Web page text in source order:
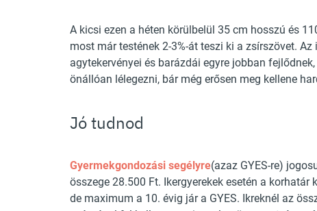
A kicsi ezen a héten körülbelül 35 cm hosszú és
most már testének 2-3%-át teszi ki a zsírszövet.
agytekervényei és barázdái egyre jobban
önállóan lélegezni, bár még erősen meg kellene
Jó tudnod
Gyermekgondozási segélyre(azaz GYES-re)
összege 28.500 Ft. Ikergyerekek esetén a
de maximum a 10. évig jár a GYES. Ikreknél az